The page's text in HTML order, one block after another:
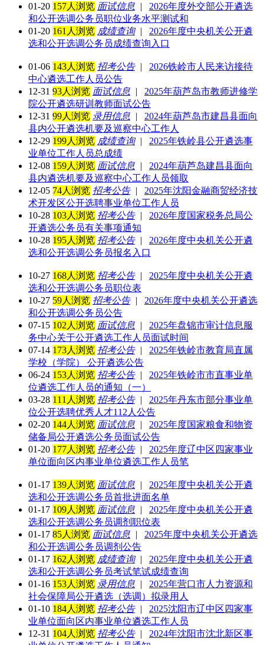
01-20 157人浏览 面试信息 |
2026年度外交部公开遴选
和公开选调公务员职位业务水平测试和
01-20 161人浏览 成绩查询|
2026年度中央机关公开遴
选和公开选调公务员成绩查询入口
01-06 143人浏览 招考公告|
2026铁岭市人民来访接待
中心遴选工作人员公告
12-31 93人浏览 面试信息 |
2025年葫芦岛市教师进修学
院公开遴选研训教师面试公告
12-31 99人浏览 录用信息 |
2024年葫芦岛市建昌县面向
县内公开遴选机要及巡察中心工作人
12-29 199人浏览 成绩查询|
2025年铁岭县公开遴选事
业单位工作人员总成绩
12-08 159人浏览 面试信息 |
2024年葫芦岛建昌县面向
县内遴选机要及巡察中心工作人员领取
12-05 74人浏览 招考公告|
2025年沈阳金融商贸经济技
术开发区公开选聘事业单位工作人员
10-28 103人浏览 招考公告|
2026年度国家税务总局公
开遴选公务员有关事项通知
10-28 195人浏览 招考公告|
2026年度中央机关公开遴
选和公开选调公务员报名入口
10-27 168人浏览 招考公告|
2025年度中央机关公开遴
选和公开选调公务员职位表
10-27 59人浏览 招考公告|
2026年度中央机关公开遴选
和公开选调公务员公告
07-15 102人浏览 面试信息 |
2025年盘锦市审计信息服
务中心关于公开遴选工作人员面试时间
07-14 173人浏览 招考公告|
2025年铁岭市教育局直属
学校（学院） 公开遴选公告
06-24 153人浏览 招考公告|
2025年铁岭市市直事业单
位遴选工作人员的通知（一）
03-28 111人浏览 招考公告|
2025年丹东市部分事业单
位公开选聘优秀人才112人公告
02-20 144人浏览 面试信息 |
2025年度国家粮食和物资
储备局公开遴选公务员面试公告
01-20 177人浏览 招考公告|
2025年度辽中区四家事业
单位面向区内事业单位遴选工作人员笔
01-17 139人浏览 面试信息 |
2025年度中央机关公开遴
选和公开选调公务员首批进面名单
01-17 109人浏览 面试信息 |
2025年度中央机关公开遴
选和公开选调公务员调剂职位表
01-17 85人浏览 面试信息 |
2025年度中央机关公开遴选
和公开选调公务员调剂公告
01-17 162人浏览 成绩查询|
2025年度中央机关公开遴
选和公开选调公务员考试笔试成绩查询
01-16 153人浏览 录用信息 |
2025年营口市人力资源和
社会保障局公开遴选（选调）拟录用人
01-10 184人浏览 招考公告|
2025沈阳市辽中区四家事
业单位面向区内事业单位遴选工作人员
12-31 104人浏览 招考公告|
2024年沈阳市沈北新区事